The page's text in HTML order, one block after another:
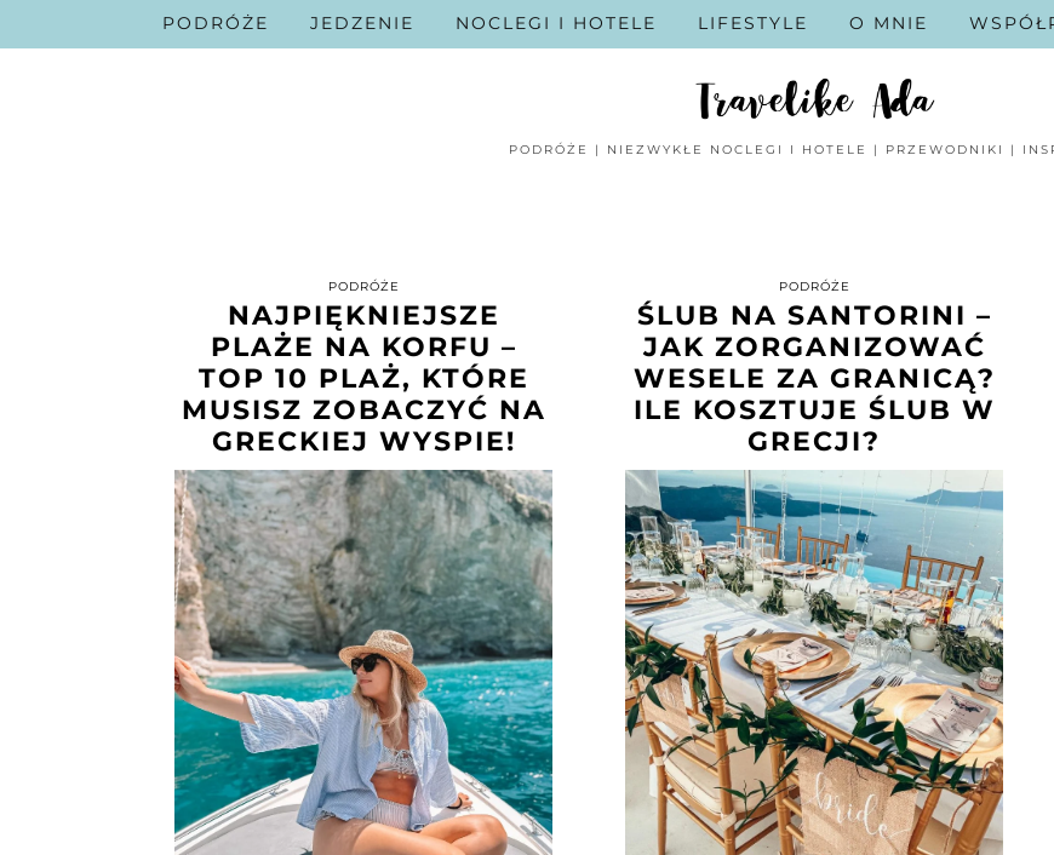
PODRÓŻE | NIEZWYKŁE NOCLEGI I HOTELE | PRZEWODNIKI |
PODRÓŻE JEDZENIE NOCLEGI I HOTELE LIFESTYLE O MNIE
PODRÓŻE
NAJPIĘKNIEJSZE
PLAŻE NA KORFU –
TOP 10 PLAŻ, KTÓRE
MUSISZ ZOBACZYĆ NA
GRECKIEJ WYSPIE!
PODRÓŻE
ŚLUB NA SANTORINI –
JAK ZORGANIZOWAĆ
WESELE ZA GRANICĄ?
ILE KOSZTUJE ŚLUB W
GRECJI?